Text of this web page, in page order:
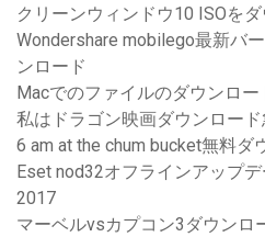
クリーンウィンドウ10 ISOを
Wondershare mobilego最新バ
ンロード
Macでのファイルのダウンロ
私はドラゴン映画ダウンロー
6 am at the chum bucket無料ダ
Eset nod32オフラインアップ
2017
マーベルvsカプコン3ダウンロ